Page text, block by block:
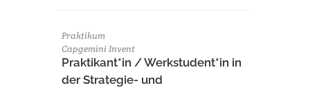
Praktikum
Capgemini Invent
Praktikant*in / Werkstudent*in in
der Strategie- und